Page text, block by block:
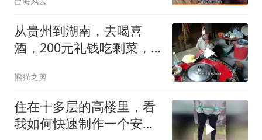
从贵州到湖南，去喝喜
酒，200元礼钱吃剩菜，
熊猫之剪
住在十多层的高楼里，看
我如何快速制作一个安全